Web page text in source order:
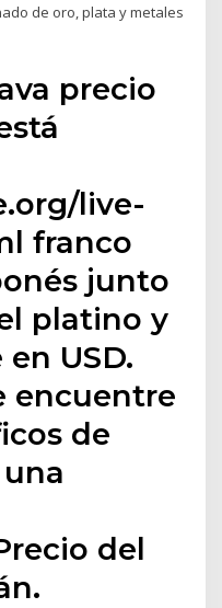
de oro, plata y metales
precio
live-
franco
junto
platino y
USD.
encuentre
de
del